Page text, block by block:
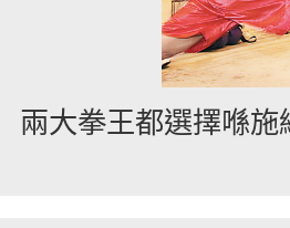
兩大拳王都選擇喺